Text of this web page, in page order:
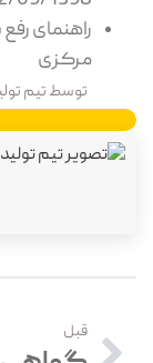
راهنمای
مرکزی
توسطتیم
قبل